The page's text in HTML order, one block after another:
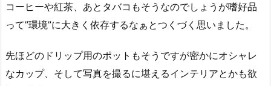
コーヒーや紅茶、あとタバコもそうなのでしょうが嗜好品
って”環境”に大きく依存するなぁとつくづく思いました。
先ほどのドリップ用のポットもそうですが密かにオシャレ
なカップ、そして写真を撮るに堪えるインテリアとかも欲